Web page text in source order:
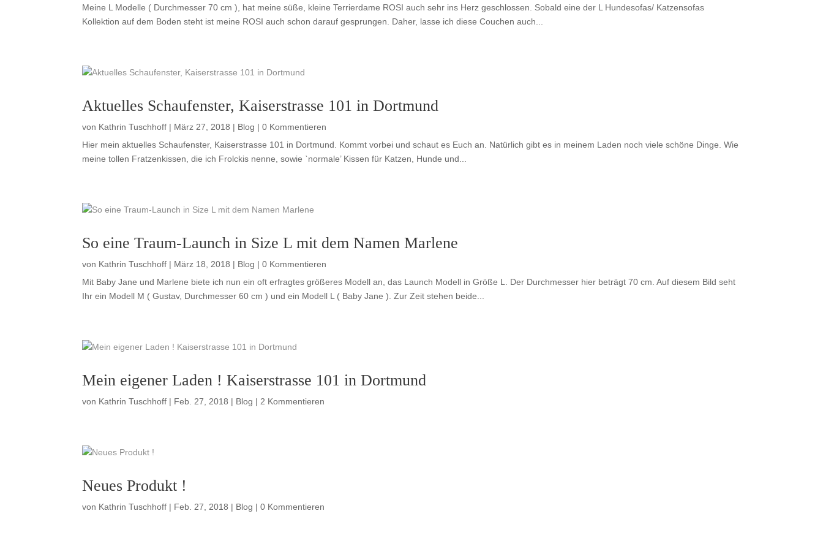
Meine L Modelle ( Durchmesser 70 cm ), hat meine süße, kleine Terrierdame ROSI auch sehr ins Herz geschlossen. Sobald eine der L Hundesofas/ Katzensofas
Kollektion auf dem Boden steht ist meine ROSI auch schon darauf gesprungen. Daher, lasse ich diese Couchen auch...
Aktuelles Schaufenster, Kaiserstrasse 101 in Dortmund
von Kathrin Tuschhoff | März 27, 2018 | Blog | 0 Kommentieren
Hier mein aktuelles Schaufenster, Kaiserstrasse 101 in Dortmund. Kommt vorbei und schaut es Euch an. Natürlich gibt es in meinem Laden noch viele schöne Dinge. Wie
meine tollen Fratzenkissen, die ich Frolckis nenne, sowie ˋnormale’ Kissen für Katzen, Hunde und...
So eine Traum-Launch in Size L mit dem Namen Marlene
von Kathrin Tuschhoff | März 18, 2018 | Blog | 0 Kommentieren
Mit Baby Jane und Marlene biete ich nun ein oft erfragtes größeres Modell an, das Launch Modell in Größe L. Der Durchmesser hier beträgt 70 cm. Auf diesem Bild seht
Ihr ein Modell M ( Gustav, Durchmesser 60 cm ) und ein Modell L ( Baby Jane ). Zur Zeit stehen beide...
Mein eigener Laden ! Kaiserstrasse 101 in Dortmund
von Kathrin Tuschhoff | Feb. 27, 2018 | Blog | 2 Kommentieren
Neues Produkt !
von Kathrin Tuschhoff | Feb. 27, 2018 | Blog | 0 Kommentieren